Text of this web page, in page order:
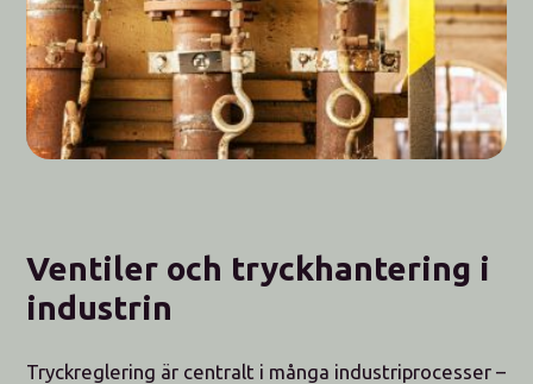
Ventiler och tryckhantering i
industrin
Tryckreglering är centralt i många industriprocesser –